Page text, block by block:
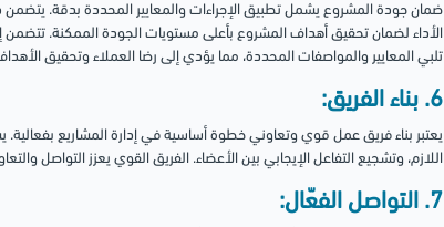
ضمان جودة المشروع يشمل تطبيق الإجراءات والمعايير المحددة بدقة. يتضمن
الأداء لضمان تحقيق أهداف المشروع بأعلى مستويات الجودة الممكنة. تتضمن
تلبي المعايير والمواصفات المحددة، مما يؤدي إلى رضا العملاء وتحقيق
6. بناء الفريق:
يعتبر بناء فريق عمل قوي وتعاوني خطوة أساسية في إدارة المشاريع بفعالية.
اللازم، وتشجيع التفاعل الإيجابي بين الأعضاء. الفريق القوي يعزز التواصل
7. التواصل الفعّال: